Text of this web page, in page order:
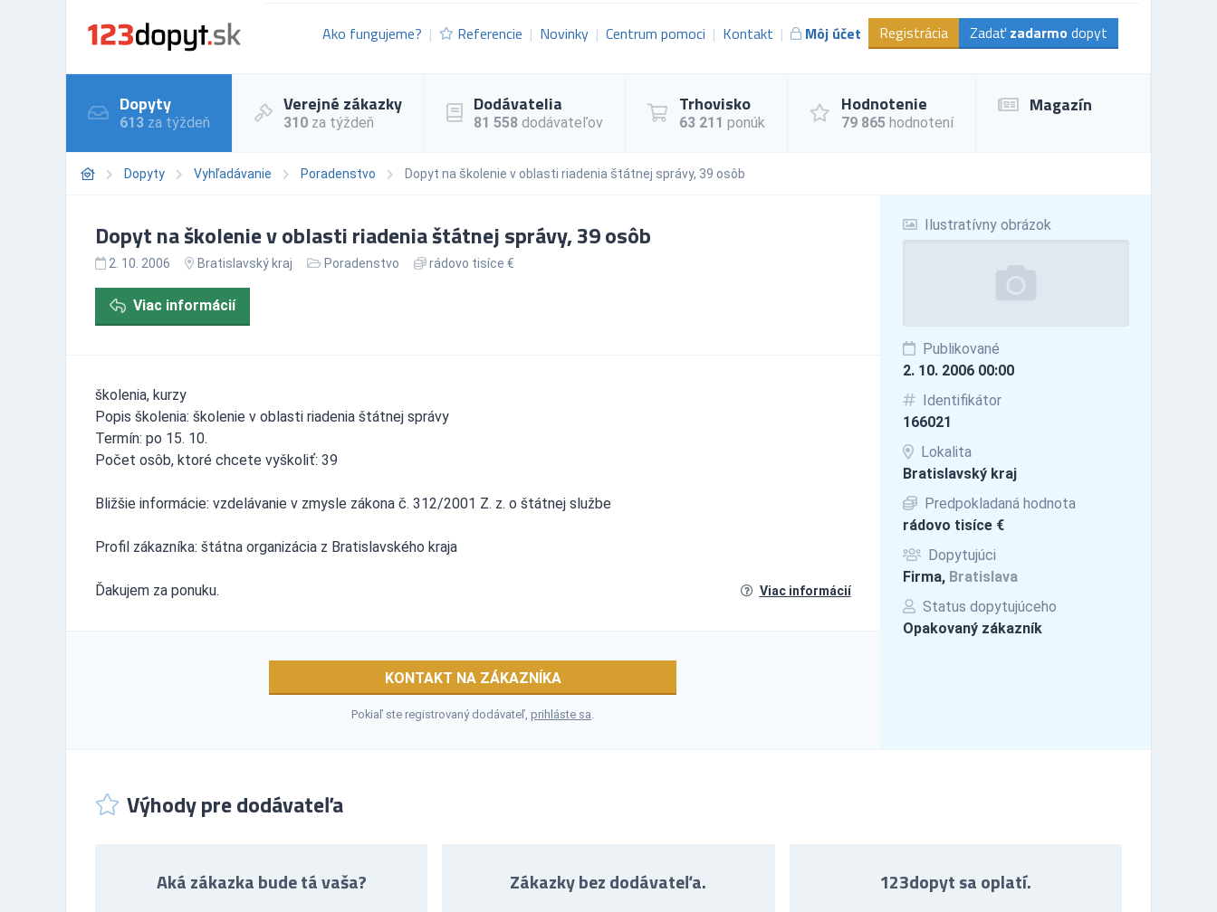
Ako fungujeme? Referencie Novinky Centrum pomoci Kontakt Môj účet Registrácia Zadať zadarmo dopyt
Dopyty
613 za týždeň
Verejné zákazky
310 za týždeň
Dodávatelia
81 558 dodávateľov
Trhovisko
63 211 ponúk
Hodnotenie
79 865 hodnotení
Magazín
Dopyty Vyhľadávanie Poradenstvo Dopyt na školenie v oblasti riadenia štátnej správy, 39 osôb
Ilustratívny obrázok
Publikované
2. 10. 2006 00:00
Identifikátor
166021
Lokalita
Bratislavský kraj
Predpokladaná hodnota
rádovo tisíce €
Dopytujúci
Firma, Bratislava
Status dopytujúceho
Opakovaný zákazník
Dopyt na školenie v oblasti riadenia štátnej správy, 39 osôb
2. 10. 2006 Bratislavský kraj Poradenstvo rádovo tisíce €
Viac informácií
školenia, kurzy
Popis školenia: školenie v oblasti riadenia štátnej správy
Termín: po 15. 10.
Počet osôb, ktoré chcete vyškoliť: 39
Bližšie informácie: vzdelávanie v zmysle zákona č. 312/2001 Z. z. o štátnej službe
Profil zákazníka: štátna organizácia z Bratislavského kraja
Ďakujem za ponuku. Viac informácií
KONTAKT NA ZÁKAZNÍKA
Pokiaľ ste registrovaný dodávateľ,prihláste sa
Výhody pre dodávateľa
Aká zákazka bude tá vaša? Zákazky bez dodávateľa. 123dopyt sa oplatí.